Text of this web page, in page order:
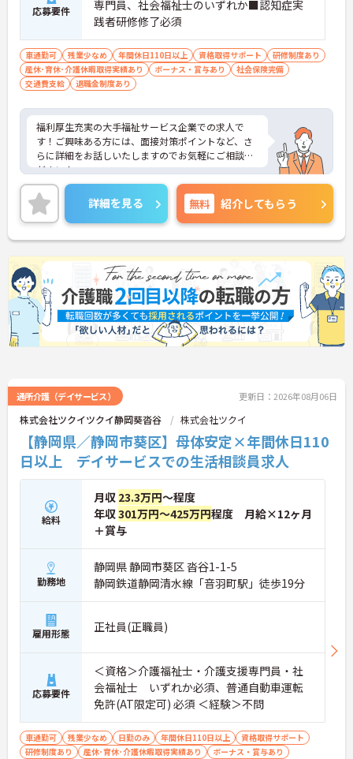
応募要件
専門員、社会福祉士のいずれか■認知症実
践者研修修了必須
車通勤可 残業少なめ 年間休日110日以上 資格取得サポート
研修制度あり
産休･育休･介護休暇取得実績あり
ボーナス・賞与あり
社会保険完備
交通費支給
退職金制度あり
福利厚生充実の大手福祉サービス企業での求人で
す！ご興味ある方には、面接対策ポイントなど、さ
らに詳細をお話しいたしますのでお気軽にご相談く
ださい！
詳細を見る 無料 紹介してもらう
通所介護（デイサービス） 更新日：2026年08月06日
株式会社ツクイツクイ静岡葵沓谷 株式会社ツクイ
【静岡県／静岡市葵区】母体安定×年間休日110
日以上 デイサービスでの生活相談員求人
給料
月収 23.3万円～程度
年収301万円～425万円程度 月給×12ヶ月
＋賞与
勤務地
静岡県 静岡市葵区 沓谷1-1-5
静岡鉄道静岡清水線「音羽町駅」徒歩19分
雇用形態 正社員(正職員)
応募要件
＜資格＞介護福祉士・介護支援専門員・社
会福祉士 いずれか必須、普通自動車運転
免許(AT限定可) 必須 ＜経験＞不問
車通勤可 残業少なめ 日勤のみ 年間休日110日以上
資格取得サポート
研修制度あり
産休･育休･介護休暇取得実績あり
ボーナス・賞与あり